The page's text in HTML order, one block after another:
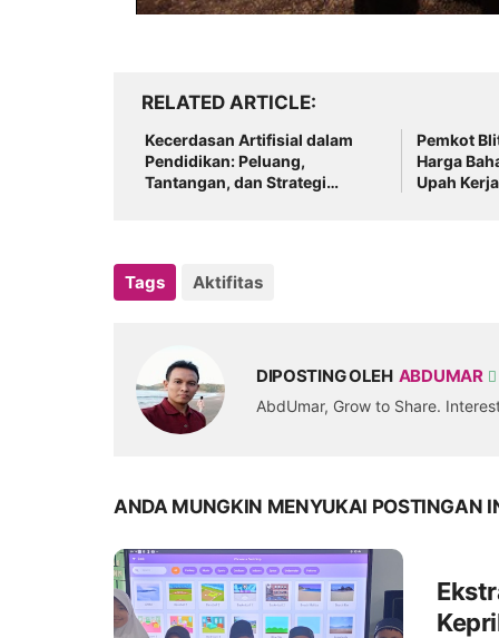
RELATED ARTICLE
Kecerdasan Artifisial dalam
Pendidikan: Peluang,
Tantangan, dan Strategi
Pemkot
Harga
Upah
Tags Aktifitas
DIPOSTING OLEH ABDUMAR
AbdUmar, Grow to Share.
ANDA MUNGKIN MENYUKAI POSTINGAN